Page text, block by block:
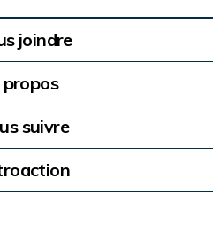
joindre
suivre